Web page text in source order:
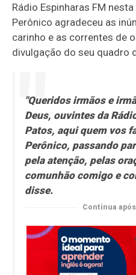
Rádio Espinharas FM
Perônico agradeceu as
carinho e as correntes de
divulgação do seu quadro
"Queridos irmãos e
Deus, ouvintes da
Patos, aqui quem vos
Perônico, passando
pela atenção, pelas
comunhão comigo e
disse.
Continua